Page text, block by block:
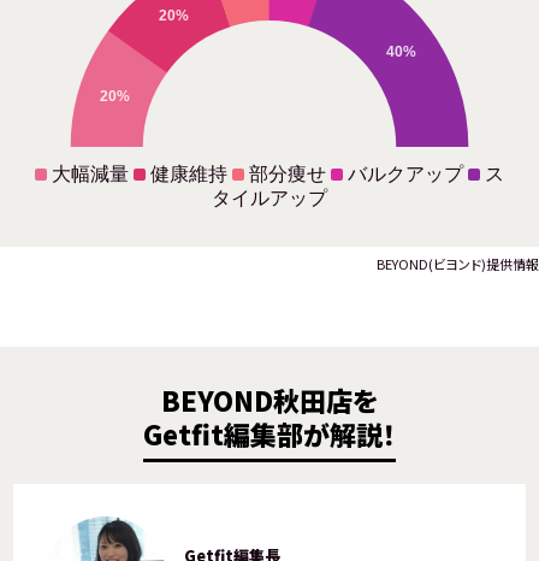
20%
20%
40%
大幅減量 健康維持 部分痩せ バルクアップ
ス
タイルアップ
BEYOND(ビヨンド)提供情報
BEYOND秋田店を
Getfit編集部が解説！
Getfit編集長